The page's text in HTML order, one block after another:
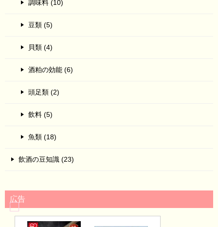
調味料 (10)
豆類 (5)
貝類 (4)
酒粕の効能 (6)
頭足類 (2)
飲料 (5)
魚類 (18)
飲酒の豆知識 (23)
広告